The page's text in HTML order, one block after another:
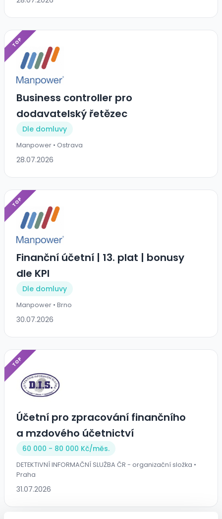
TOP
Business controller pro
dodavatelský řetězec
Dle domluvy
Manpower • Ostrava
28.07.2026
TOP
Finanční účetní | 13. plat | bonusy
dle KPI
Dle domluvy
Manpower • Brno
30.07.2026
TOP
Účetní pro zpracování finančního
a mzdového účetnictví
60 000 - 80 000 Kč/měs.
DETEKTIVNÍ INFORMAČNÍ SLUŽBA ČR - organizační složka •
Praha
31.07.2026